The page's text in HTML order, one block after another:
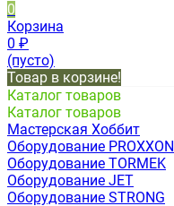
0
Корзина
0 ₽
(пусто)
Товар в корзине!
Каталог товаров
Каталог товаров
Мастерская Хоббит
Оборудование PROXXON
Оборудование TORMEK
Оборудование JET
Оборудование STRONG